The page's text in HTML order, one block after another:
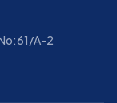
A-2